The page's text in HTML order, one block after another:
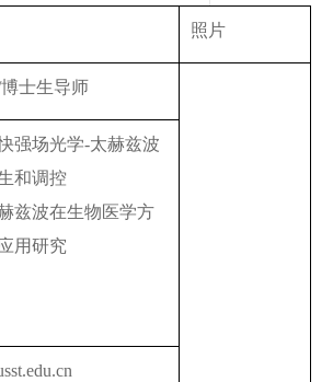
照片
士生导师
强场光学-太赫兹波
和调控
兹波在生物医学方
用研究